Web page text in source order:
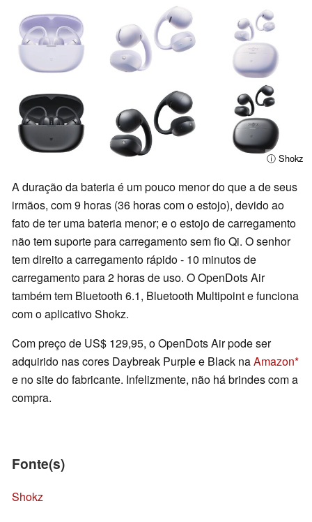
ⓘ Shokz
A duração da bateria é um pouco menor do que a de seus
irmãos, com 9 horas (36 horas com o estojo), devido ao
fato de ter uma bateria menor; e o estojo de carregamento
não tem suporte para carregamento sem fio Qi. O senhor
tem direito a carregamento rápido - 10 minutos de
carregamento para 2 horas de uso. O OpenDots Air
também tem Bluetooth 6.1, Bluetooth Multipoint e funciona
com o aplicativo Shokz.
Com preço de US$ 129,95, o OpenDots Air pode ser
adquirido nas cores Daybreak Purple e Black naAmazon
e no site do fabricante. Infelizmente, não há brindes com a
compra.
Fonte(s)
Shokz